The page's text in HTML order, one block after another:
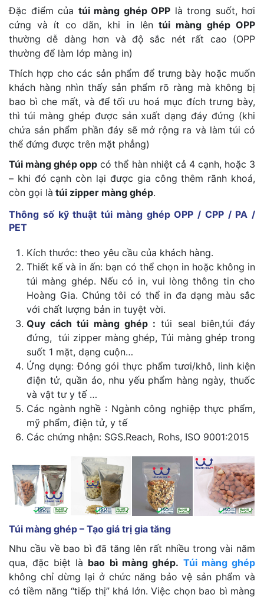
Đặc điểm của túi màng ghép OPP là trong suốt, hơi
cứng và ít co dãn, khi in lêntúi màng ghép OPP
thường dễ dàng hơn và độ sắc nét rất cao (OPP
thường để làm lớp màng in)
Thích hợp cho các sản phẩm để trưng bày hoặc muốn
khách hàng nhìn thấy sản phẩm rõ ràng mà không bị
bao bì che mất, và để tối ưu hoá mục đích trưng bày,
thì túi màng ghép được sản xuất dạng đáy đứng (khi
chứa sản phẩm phần đáy sẽ mở rộng ra và làm túi có
thể đứng được trên mặt phẳng)
Túi màng ghép opp có thể hàn nhiệt cả 4 cạnh, hoặc 3
– khi đó cạnh còn lại được gia công thêm rãnh khoá,
còn gọi là túi zipper màng ghép.
Thông số kỹ thuật túi màng ghép OPP / CPP / PA /
PET
Kích thước: theo yêu cầu của khách hàng.
Thiết kế và in ấn: bạn có thể chọn in hoặc không in
túi màng ghép. Nếu có in, vui lòng thông tin cho
Hoàng Gia. Chúng tôi có thể in đa dạng màu sắc
với chất lượng bản in tuyệt vời.
Quy cách túi màng ghép : túi seal biên,túi đáy
đứng, túi zipper màng ghép, Túi màng ghép trong
suốt 1 mặt, dạng cuộn…
Ứng dụng: Đóng gói thực phẩm tươi/khô, linh kiện
điện tử, quần áo, nhu yếu phẩm hàng ngày, thuốc
và vật tư y tế …
Các ngành nghề : Ngành công nghiệp thực phẩm,
mỹ phẩm, điện tử, y tế
Các chứng nhận: SGS.Reach, Rohs, ISO 9001:2015
Túi màng ghép – Tạo giá trị gia tăng
Nhu cầu về bao bì đã tăng lên rất nhiều trong vài năm
qua, đặc biệt là bao bì màng ghép. Túi màng ghép
không chỉ dừng lại ở chức năng bảo vệ sản phẩm và
có tiềm năng “tiếp thị” khá lớn. Việc chọn bao bì màng